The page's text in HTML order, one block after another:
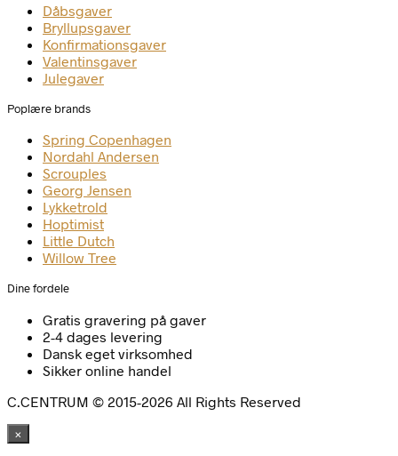
Dåbsgaver
Bryllupsgaver
Konfirmationsgaver
Valentinsgaver
Julegaver
Poplære brands
Spring Copenhagen
Nordahl Andersen
Scrouples
Georg Jensen
Lykketrold
Hoptimist
Little Dutch
Willow Tree
Dine fordele
Gratis gravering på gaver
2-4 dages levering
Dansk eget virksomhed
Sikker online handel
C.CENTRUM © 2015-2026 All Rights Reserved
×